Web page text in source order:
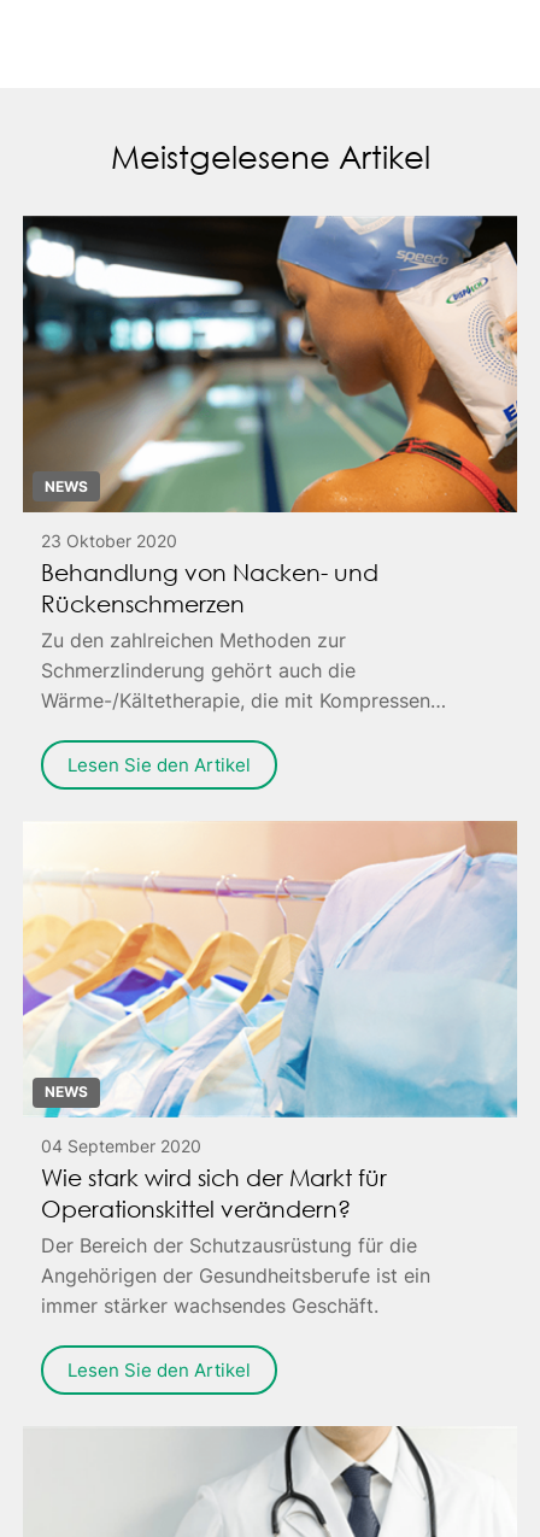
Meistgelesene Artikel
NEWS
23 Oktober 2020
Behandlung von Nacken- und
Rückenschmerzen
Zu den zahlreichen Methoden zur
Schmerzlinderung gehört auch die
Wärme-/Kältetherapie, die mit Kompressen
Lesen Sie den Artikel
NEWS
04 September 2020
Wie stark wird sich der Markt für
Operationskittel verändern?
Der Bereich der Schutzausrüstung für die
Angehörigen der Gesundheitsberufe ist ein
immer stärker wachsendes Geschäft.
Lesen Sie den Artikel